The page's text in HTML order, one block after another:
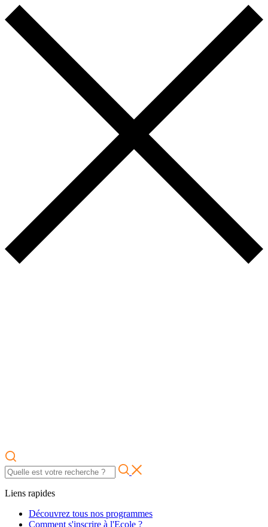
Liens rapides
Découvrez tous nos programmes
Comment s'inscrire à l'Ecole ?